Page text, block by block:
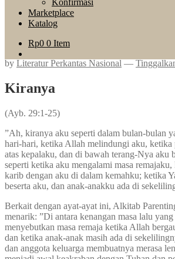
Konfirmasi
Marketplace
Katalog
Rp0 0 Item
by Literatur Perkantas Nasional —
Kiranya
(Ayb. 29:1-25)
”Ah, kiranya aku seperti dalam bulan-bulan
hari-hari, ketika Allah melindungi aku, ketika
atas kepalaku, dan di bawah terang-Nya aku
seperti ketika aku mengalami masa
karib dengan aku di dalam kemahku; ketika
beserta aku, dan anak-anakku ada di
Berkait dengan ayat-ayat ini, Alkitab
menarik: ”Di antara kenangan masa lalu
menyebutkan masa remaja ketika Allah
dan ketika anak-anak masih ada di
dan anggota keluarga membuatnya merasa